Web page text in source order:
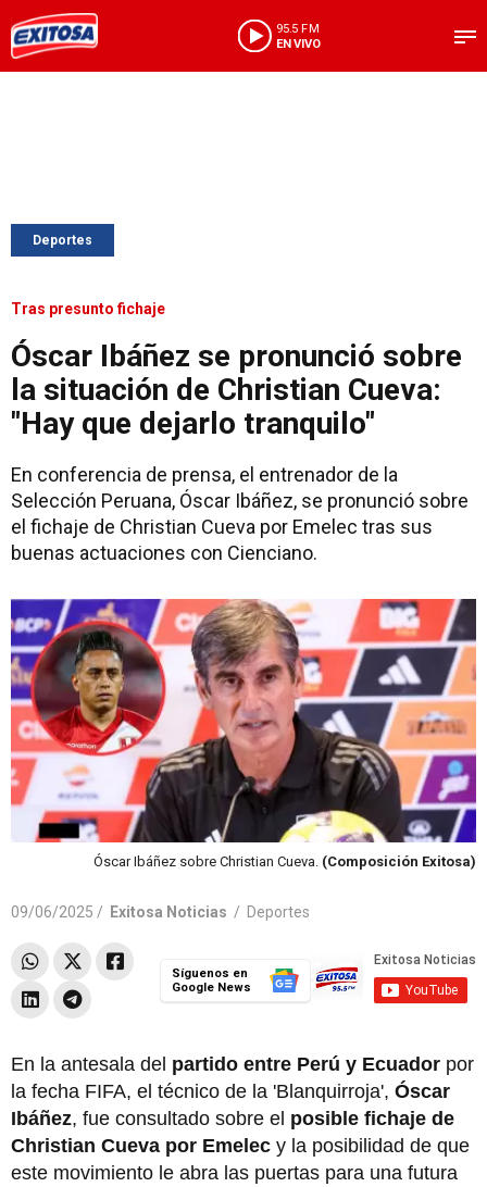
95.5 FM
EN VIVO
Deportes
Tras presunto fichaje
Óscar Ibáñez se pronunció sobre
la situación de Christian Cueva:
"Hay que dejarlo tranquilo"
En conferencia de prensa, el entrenador de la
Selección Peruana, Óscar Ibáñez, se pronunció sobre
el fichaje de Christian Cueva por Emelec tras sus
buenas actuaciones con Cienciano.
Óscar Ibáñez sobre Christian Cueva. (Composición Exitosa)
09/06/2025 / Exitosa Noticias / Deportes
Síguenos en
Google News
En la antesala del partido entre Perú y Ecuador por
la fecha FIFA, el técnico de la 'Blanquirroja', Óscar
Ibáñez, fue consultado sobre el posible fichaje de
Christian Cueva por Emelec y la posibilidad de que
este movimiento le abra las puertas para una futura